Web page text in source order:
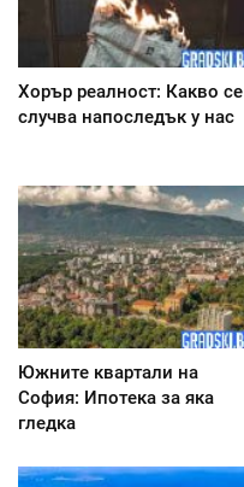
Хорър реалност: Какво се
случва напоследък у нас
Южните квартали на
София: Ипотека за яка
гледка